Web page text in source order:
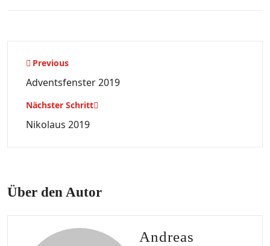
Beitragsnavigation
Previous
Adventsfenster 2019
Nächster Schritt
Nikolaus 2019
Über den Autor
Andreas